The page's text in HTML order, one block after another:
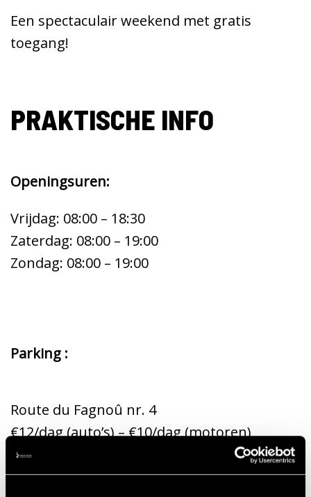
Een spectaculair weekend met gratis
toegang!
PRAKTISCHE INFO
Openingsuren:
Vrijdag: 08:00 – 18:30
Zaterdag: 08:00 – 19:00
Zondag: 08:00 – 19:00
Parking :
Route du Fagnoû nr. 4
€12/dag (auto’s) – €10/dag (motoren)
Geen voorverkoop. Betaling enkel met
kaart.